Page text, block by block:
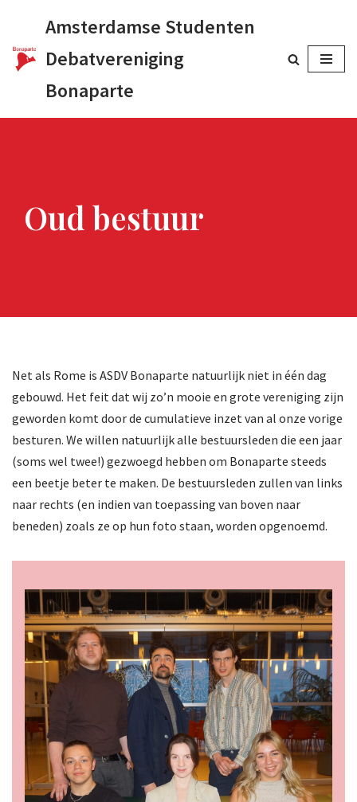
Ga
naar
Amsterdamse Studenten
Debatvereniging
Bonaparte
Oud bestuur
Net als Rome is ASDV Bonaparte natuurlijk niet in één dag
gebouwd. Het feit dat wij zo’n mooie en grote vereniging zijn
geworden komt door de cumulatieve inzet van al onze vorige
besturen. We willen natuurlijk alle bestuursleden die een jaar
(soms wel twee!) gezwoegd hebben om Bonaparte steeds
een beetje beter te maken. De bestuursleden zullen van links
naar rechts (en indien van toepassing van boven naar
beneden) zoals ze op hun foto staan, worden opgenoemd.